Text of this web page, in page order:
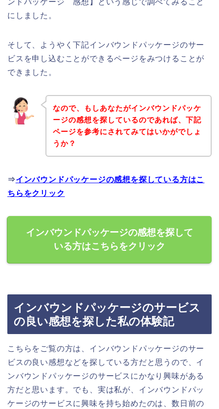
ンドパッケージ 感想】という感じで調べてみること
にしました。
そして、ようやく下記インバウンドパッケージのサー
ビスを申し込むことができるページをみつけることが
できました。
なので、もしあなたがインバウンドパッケ
ージの感想を探しているのであれば、下記
ページを参考にされてみてはいかがでしょ
うか？
⇒インバウンドパッケージの感想を探している方はこ
ちらをクリック
インバウンドパッケージの感想を探して
いる方はこちらをクリック
インバウンドパッケージのサービス
の良い感想を探した私の体験記
こちらをご覧の方は、インバウンドパッケージのサー
ビスの良い感想などを探している方だと思うので、イ
ンバウンドパッケージのサービスにかなり興味がある
方だと思います。でも、実は私が、インバウンドパッ
ケージのサービスに興味を持ち始めたのは、数日前の